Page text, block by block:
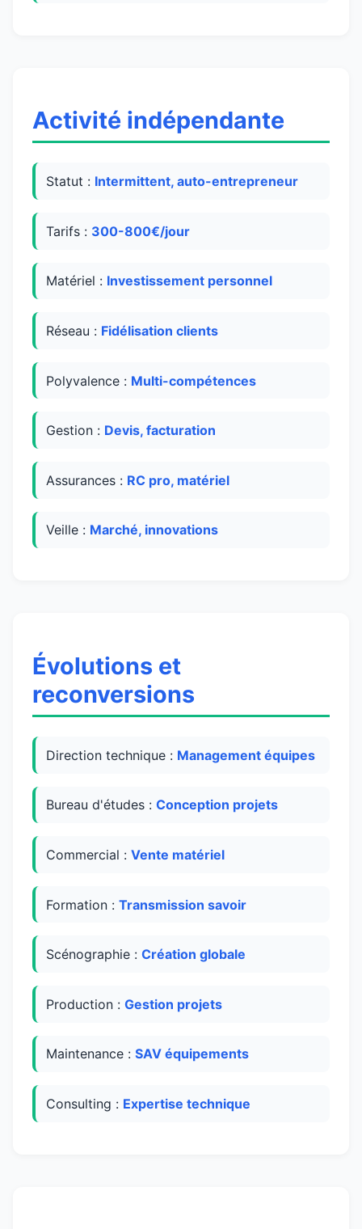
Activité indépendante
Statut : Intermittent, auto-entrepreneur
Tarifs : 300-800€/jour
Matériel : Investissement personnel
Réseau : Fidélisation clients
Polyvalence : Multi-compétences
Gestion : Devis, facturation
Assurances : RC pro, matériel
Veille : Marché, innovations
Évolutions et
reconversions
Direction technique : Management équipes
Bureau d'études : Conception projets
Commercial : Vente matériel
Formation : Transmission savoir
Scénographie : Création globale
Production : Gestion projets
Maintenance : SAV équipements
Consulting : Expertise technique